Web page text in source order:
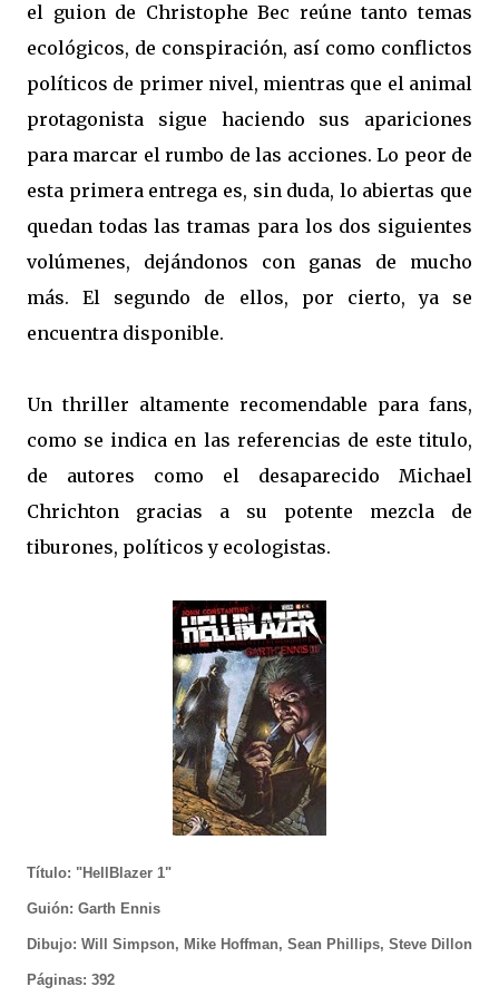
el guion de Christophe Bec reúne tanto temas
ecológicos, de conspiración, así como conflictos
políticos de primer nivel, mientras que el animal
protagonista sigue haciendo sus apariciones
para marcar el rumbo de las acciones. Lo peor de
esta primera entrega es, sin duda, lo abiertas que
quedan todas las tramas para los dos siguientes
volúmenes, dejándonos con ganas de mucho
más. El segundo de ellos, por cierto, ya se
encuentra disponible.
Un thriller altamente recomendable para fans,
como se indica en las referencias de este titulo,
de autores como el desaparecido Michael
Chrichton gracias a su potente mezcla de
tiburones, políticos y ecologistas.
Título: "HellBlazer 1"
Guión: Garth Ennis
Dibujo: Will Simpson, Mike Hoffman, Sean Phillips, Steve Dillon
Páginas: 392